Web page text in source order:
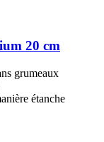
20 cm
grumeaux
étanche